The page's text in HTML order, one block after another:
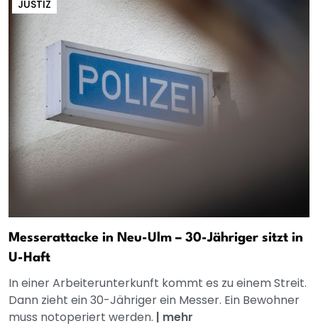
JUSTIZ
Messerattacke in Neu-Ulm – 30-Jähriger sitzt in
U-Haft
In einer Arbeiterunterkunft kommt es zu einem Streit.
Dann zieht ein 30-Jähriger ein Messer. Ein Bewohner
muss notoperiert werden. | mehr